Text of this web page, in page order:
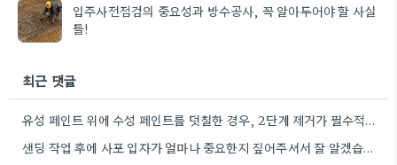
입주사전점검의 중요성과 방수공사, 꼭 알아두어야 할 사실
들!
최근 댓글
유성 페인트 위에 수성 페인트를 덧칠한 경우, 2단계 제거가 필수적이라는 점을 강조해야겠네요.
샌딩 작업 후에 사포 입자가 얼마나 중요한지 짚어주셔서 잘 알겠습니다. 특히 얇은 사포를 여러 번…